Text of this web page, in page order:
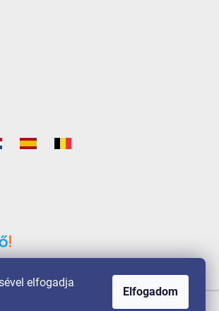
elfogadja
Elfogadom